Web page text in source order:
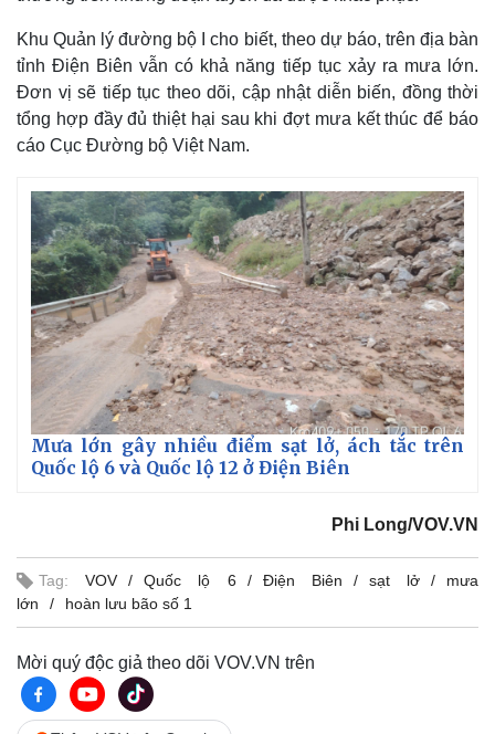
Khu Quản lý đường bộ I cho biết, theo dự báo, trên địa bàn
tỉnh Điện Biên vẫn có khả năng tiếp tục xảy ra mưa lớn.
Đơn vị sẽ tiếp tục theo dõi, cập nhật diễn biến, đồng thời
tổng hợp đầy đủ thiệt hại sau khi đợt mưa kết thúc để báo
cáo Cục Đường bộ Việt Nam.
Mưa lớn gây nhiều điểm sạt lở, ách tắc trên
Quốc lộ 6 và Quốc lộ 12 ở Điện Biên
Phi Long/VOV.VN
Tag: VOV Quốc lộ 6 Điện Biên sạt lở
mưa
lớn
hoàn lưu bão số 1
Mời quý độc giả theo dõi VOV.VN trên